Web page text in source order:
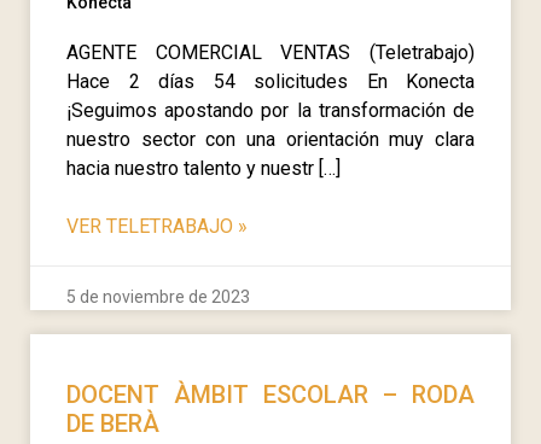
AGENTE COMERCIAL VENTAS (Teletrabajo)
Hace 2 días 54 solicitudes En Konecta
¡Seguimos apostando por la transformación de
nuestro sector con una orientación muy clara
hacia nuestro talento y nuestr […]
VER TELETRABAJO »
5 de noviembre de 2023
DOCENT ÀMBIT ESCOLAR – RODA
DE BERÀ